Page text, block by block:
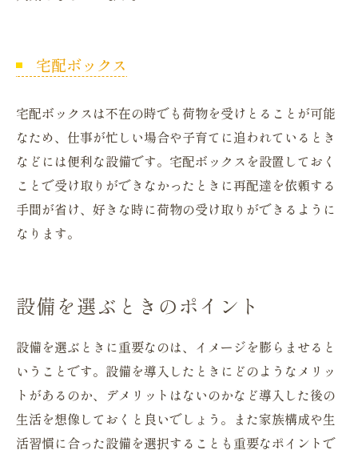
宅配ボックス
宅配ボックスは不在の時でも荷物を受けとることが可能
なため、仕事が忙しい場合や子育てに追われているとき
などには便利な設備です。宅配ボックスを設置しておく
ことで受け取りができなかったときに再配達を依頼する
手間が省け、好きな時に荷物の受け取りができるように
なります。
設備を選ぶときのポイント
設備を選ぶときに重要なのは、イメージを膨らませると
いうことです。設備を導入したときにどのようなメリッ
トがあるのか、デメリットはないのかなど導入した後の
生活を想像しておくと良いでしょう。また家族構成や生
活習慣に合った設備を選択することも重要なポイントで